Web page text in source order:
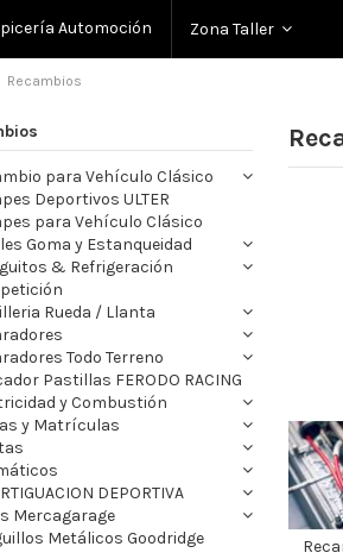
Automoción Zona Taller
Recambios
para Vehículo Clásico
Deportivos ULTER
para Vehículo Clásico
Goma y Estanqueidad
& Refrigeración
Rueda / Llanta
Todo Terreno
Pastillas FERODO RACING
y Combustión
y Matrículas
DEPORTIVA
Mercagarage
Metálicos Goodridge